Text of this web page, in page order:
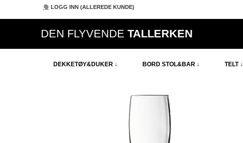
LOGG INN (ALLEREDE KUNDE)
DEN FLYVENDE TALLERKEN
DEKKETØY&DUKER ↓ BORD STOL&BAR ↓ TELT ↓